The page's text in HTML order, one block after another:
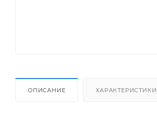
ОПИСАНИЕ ХАРАКТЕРИСТИКИ